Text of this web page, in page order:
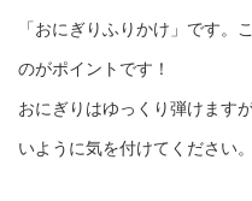
「おにぎりふりかけ」です。
のがポイントです！
おにぎりはゆっくり弾けます
いように気を付けてください。